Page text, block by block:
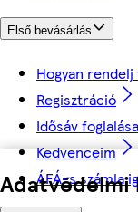
Adatvédelmi
Első bevásárlás
Hogyan
Regisztráció
Idősáv foglalása
Kedvenceim
ÁFÁ-s számla